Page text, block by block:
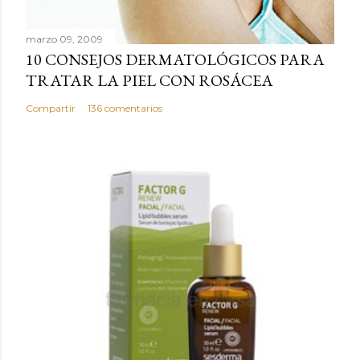
o
m
e
n
marzo 09, 2009
10 CONSEJOS DERMATOLÓGICOS PARA
TRATAR LA PIEL CON ROSÁCEA
Compartir 136 comentarios